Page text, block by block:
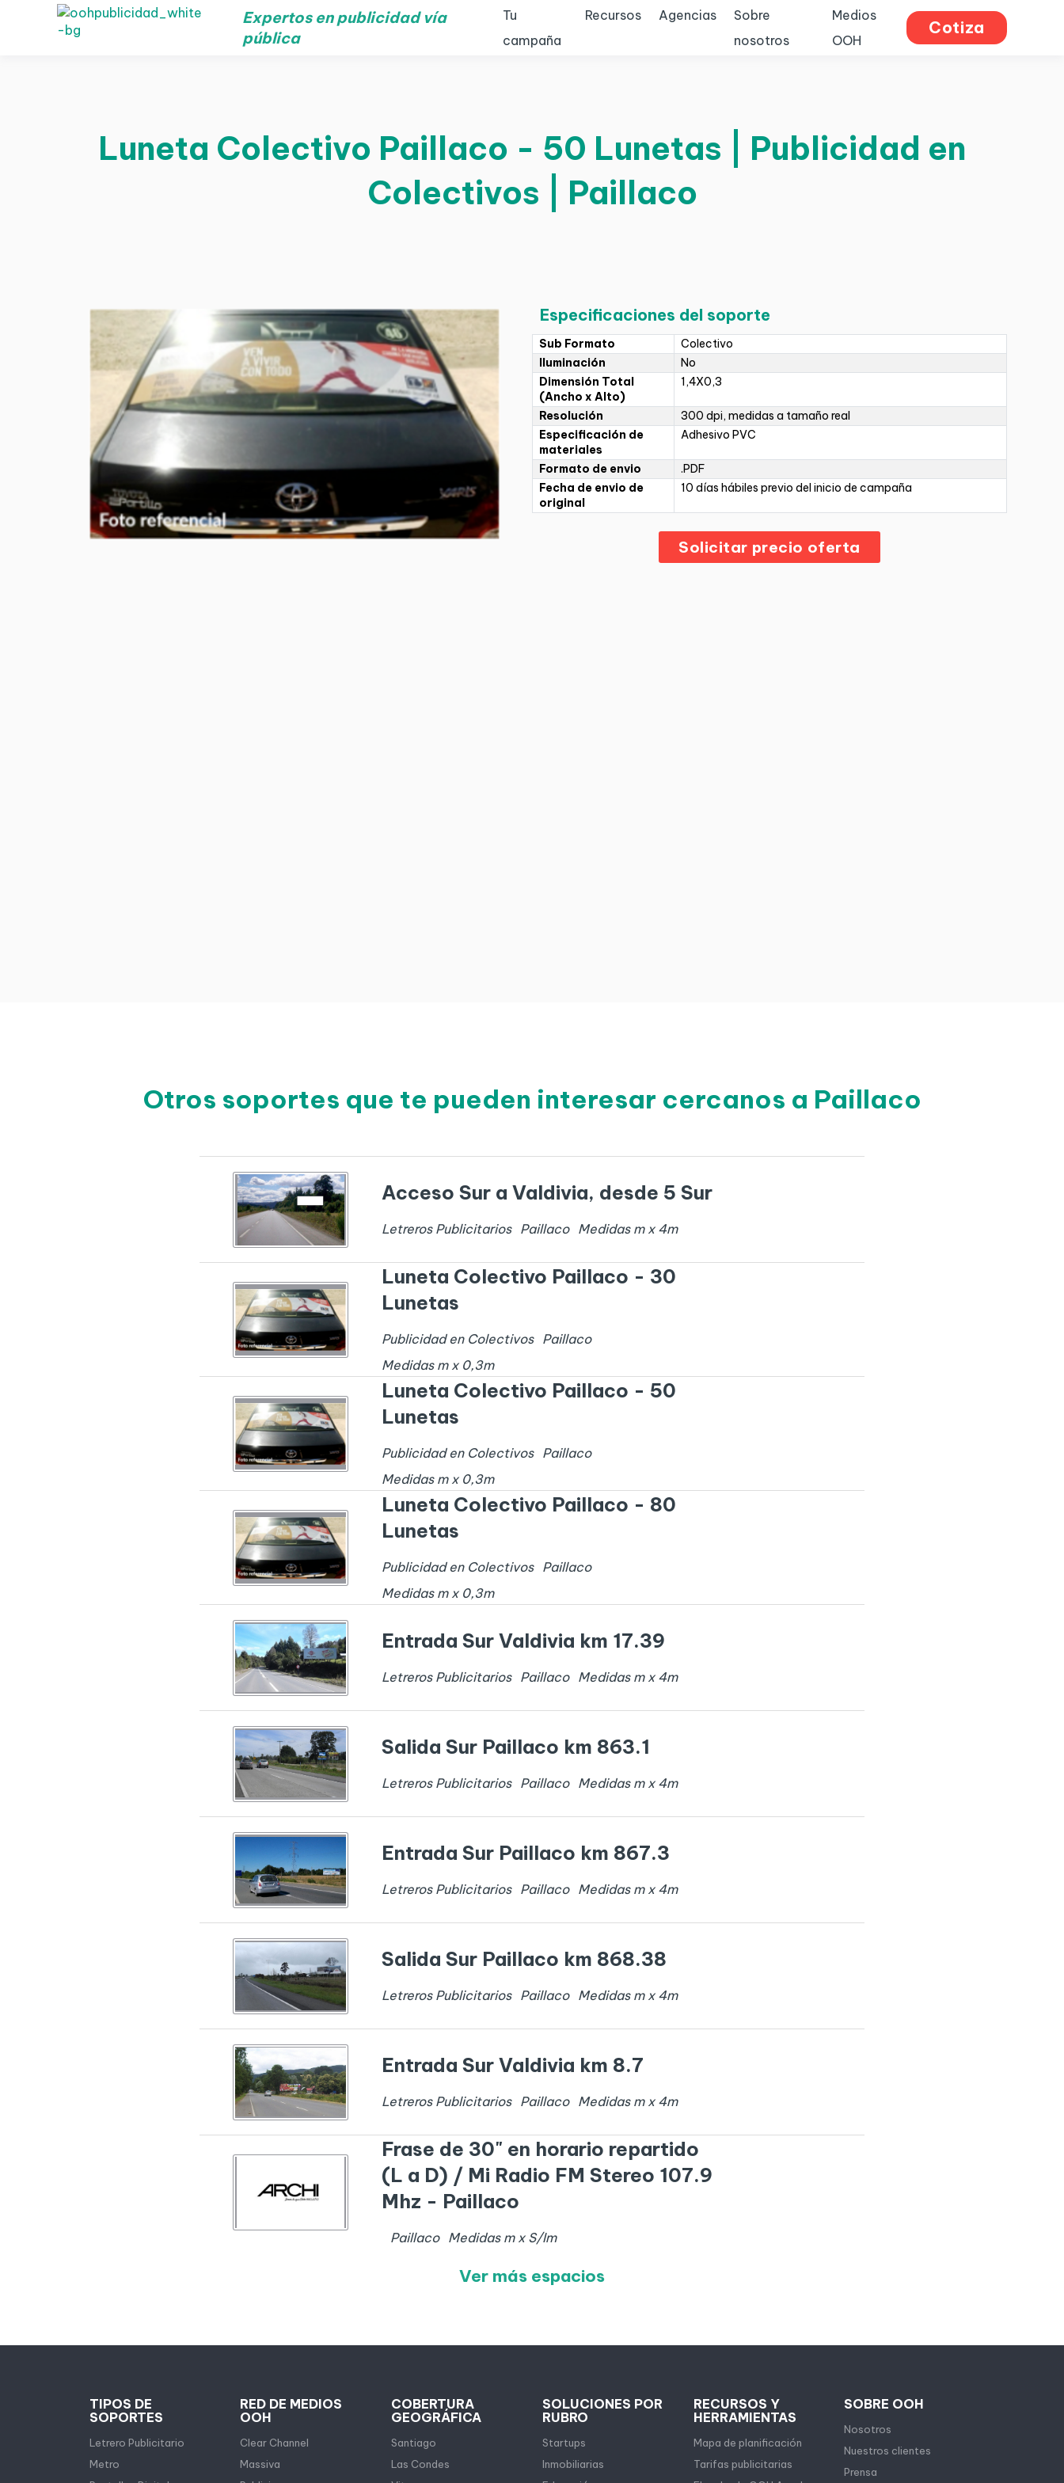
Expertos en publicidad vía
pública
Tu
campaña
Recursos Agencias
Sobre
nosotros
Medios
OOH
Cotiza
Luneta Colectivo Paillaco - 50 Lunetas | Publicidad en
Colectivos | Paillaco
Especificaciones del soporte
Sub Formato
Colectivo
Iluminación
No
Dimensión Total
(Ancho x Alto)
1,4X0,3
Resolución
300 dpi, medidas a tamaño real
Especificación de
materiales
Adhesivo PVC
Formato de envio
.PDF
Fecha de envio de
original
10 días hábiles previo del inicio de campaña
Solicitar precio oferta
Otros soportes que te pueden interesar cercanos a Paillaco
Acceso Sur a Valdivia, desde 5 Sur
Letreros Publicitarios Paillaco Medidas m x 4m
Luneta Colectivo Paillaco - 30
Lunetas
Publicidad en Colectivos Paillaco
Medidas m x 0,3m
Luneta Colectivo Paillaco - 50
Lunetas
Publicidad en Colectivos Paillaco
Medidas m x 0,3m
Luneta Colectivo Paillaco - 80
Lunetas
Publicidad en Colectivos Paillaco
Medidas m x 0,3m
Entrada Sur Valdivia km 17.39
Letreros Publicitarios Paillaco Medidas m x 4m
Salida Sur Paillaco km 863.1
Letreros Publicitarios Paillaco Medidas m x 4m
Entrada Sur Paillaco km 867.3
Letreros Publicitarios Paillaco Medidas m x 4m
Salida Sur Paillaco km 868.38
Letreros Publicitarios Paillaco Medidas m x 4m
Entrada Sur Valdivia km 8.7
Letreros Publicitarios Paillaco Medidas m x 4m
Frase de 30" en horario repartido
(L a D) / Mi Radio FM Stereo 107.9
Mhz - Paillaco
Paillaco Medidas m x S/Im
Ver más espacios
TIPOS DE
SOPORTES
Letrero Publicitario
Metro
RED DE MEDIOS
OOH
Clear Channel
Massiva
COBERTURA
GEOGRÁFICA
Santiago
Las Condes
SOLUCIONES POR
RUBRO
Startups
Inmobiliarias
RECURSOS Y
HERRAMIENTAS
Mapa de planificación
Tarifas publicitarias
SOBRE OOH
Nosotros
Nuestros clientes
Prensa